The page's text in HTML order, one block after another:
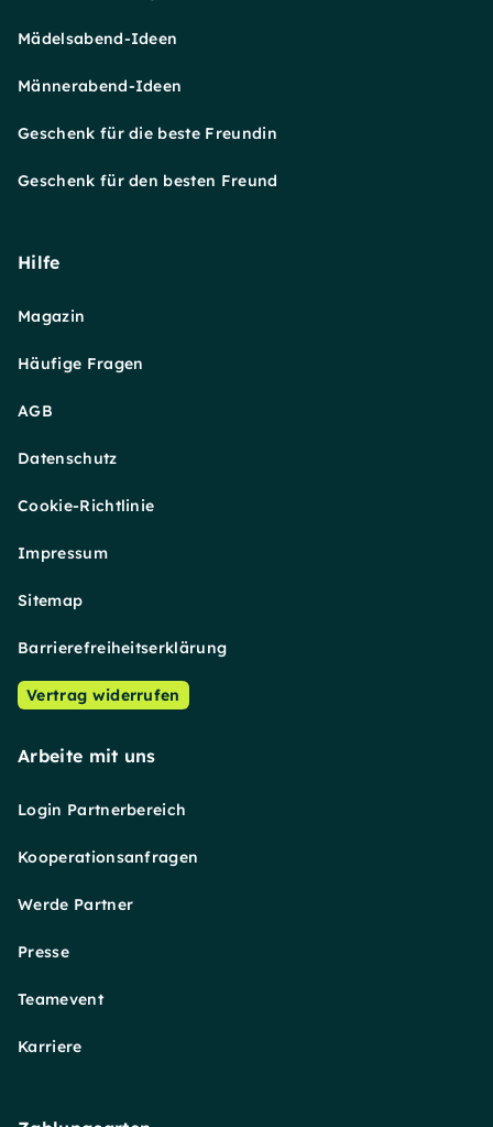
Mädelsabend-Ideen
Männerabend-Ideen
Geschenk für die beste Freundin
Geschenk für den besten Freund
Hilfe
Magazin
Häufige Fragen
AGB
Datenschutz
Cookie-Richtlinie
Impressum
Sitemap
Barrierefreiheitserklärung
Vertrag widerrufen
Arbeite mit uns
Login Partnerbereich
Kooperationsanfragen
Werde Partner
Presse
Teamevent
Karriere